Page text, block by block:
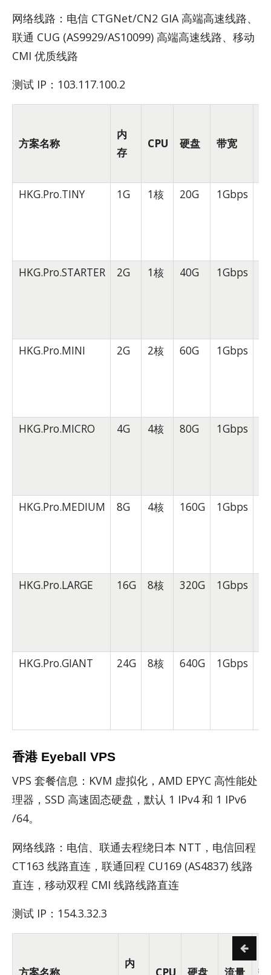
网络线路：电信 CT­GNet/​CN2 GIA 高端高速线路、
联通 CUG (AS9929/​AS10099) 高端高速线路、移动
CMI 优质线路
测试 IP：103.117.100.2
方案名称
内
存
CPU 硬盘 带宽
HKG.Pro.TINY 1G 1核 20G 1Gbps
HKG.Pro.STARTER 2G 1核 40G 1Gbps
HKG.Pro.MINI 2G 2核 60G 1Gbps
HKG.Pro.MICRO 4G 4核 80G 1Gbps
HKG.Pro.MEDIUM 8G 4核 160G 1Gbps
HKG.Pro.LARGE 16G 8核 320G 1Gbps
HKG.Pro.GIANT 24G 8核 640G 1Gbps
香港 Eyeball VPS
VPS 套餐信息：KVM 虚拟化，AMD EPYC 高性能处
理器，SSD 高速固态硬盘，默认 1 IPv4 和 1 IPv6
/64。
网络线路：电信、联通去程绕日本 NTT，电信回程
CT163 线路直连，联通回程 CU169 (AS4837) 线路
直连，移动双程 CMI 线路线路直连
测试 IP：154.3.32.3
方案名称
内
CPU 硬盘 流量